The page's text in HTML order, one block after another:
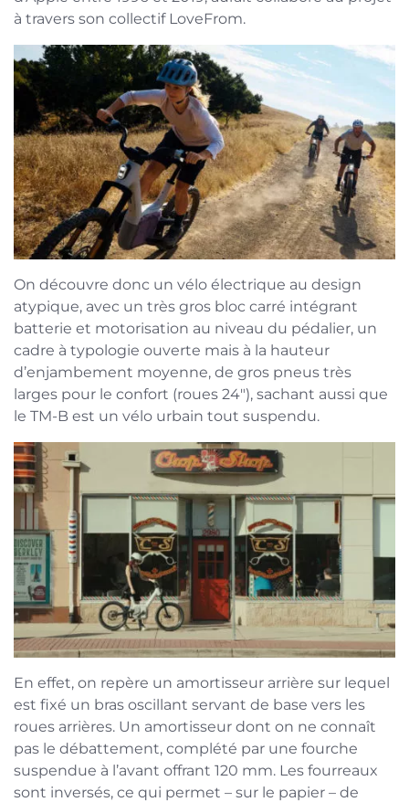
à travers son collectif LoveFrom.
On découvre donc un vélo électrique au design
atypique, avec un très gros bloc carré intégrant
batterie et motorisation au niveau du pédalier, un
cadre à typologie ouverte mais à la hauteur
d’enjambement moyenne, de gros pneus très
larges pour le confort (roues 24″), sachant aussi que
le TM-B est un vélo urbain tout suspendu.
En effet, on repère un amortisseur arrière sur lequel
est fixé un bras oscillant servant de base vers les
roues arrières. Un amortisseur dont on ne connaît
pas le débattement, complété par une fourche
suspendue à l’avant offrant 120 mm. Les fourreaux
sont inversés, ce qui permet – sur le papier – de